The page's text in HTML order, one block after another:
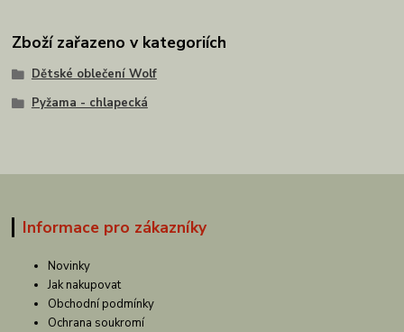
Zboží zařazeno v kategoriích
Dětské oblečení Wolf
Pyžama - chlapecká
Informace pro zákazníky
Novinky
Jak nakupovat
Obchodní podmínky
Ochrana soukromí